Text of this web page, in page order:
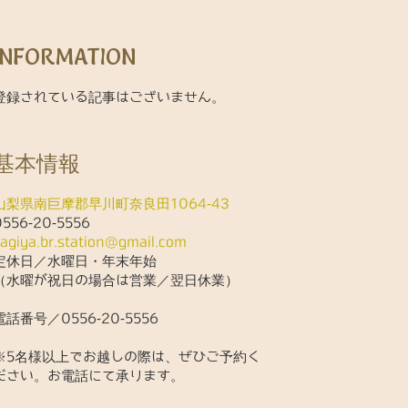
録されている記事はございません。
本情報
梨県南巨摩郡早川町奈良田1064-43
20-5556
休日／水曜日・年末年始
水曜が祝日の場合は営業／翌日休業）
話番号／0556-20-5556
名様以上でお越しの際は、ぜひご予約く
さい。お電話にて承ります。